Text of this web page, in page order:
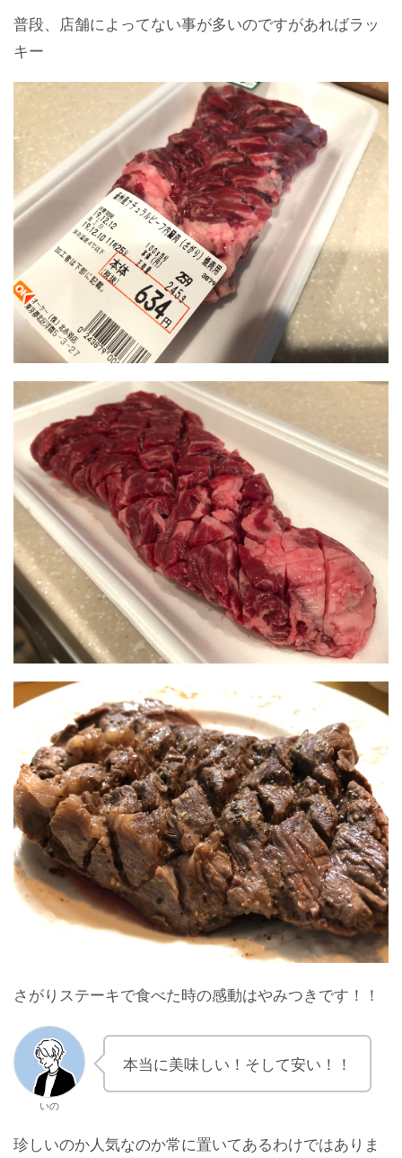
普段、店舗によってない事が多いのですがあればラッ
キー
さがりステーキで食べた時の感動はやみつきです！！
いの
本当に美味しい！そして安い！！
珍しいのか人気なのか常に置いてあるわけではありま